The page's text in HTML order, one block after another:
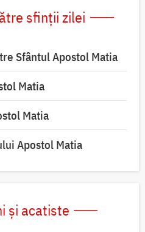
sfinții zilei
Sfântul Apostol Matia
Matia
Matia
Apostol Matia
și acatiste